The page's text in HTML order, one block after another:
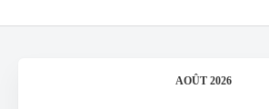
AOÛT 2026